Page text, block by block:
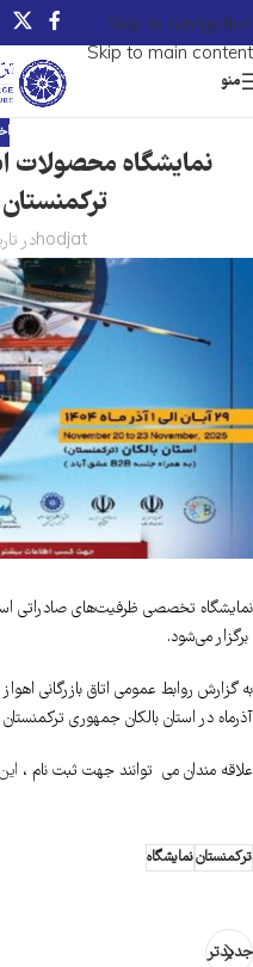
Skip to navigation
Skip to main content
منو
نمایشگاه محصولات
hodjatدر تاریخ
نمایشگاه تخصصی ظرفیت‌های صادراتی
برگزار می‌شود.
آذرماه در استان بالکان جمهوری
علاقه مندان می توانند جهت ثبت نام ،
ترکمنستاننمایشگاه
جدیدتر